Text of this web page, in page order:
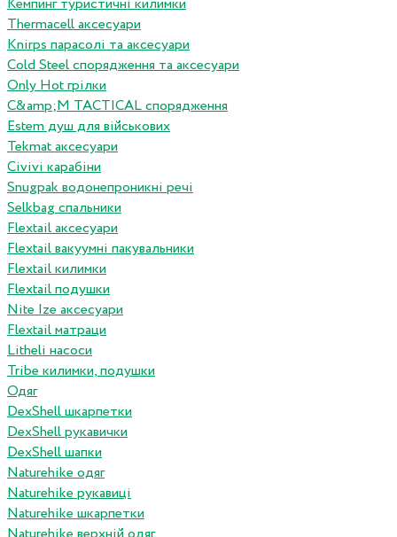
Кемпинг туристичні килимки
Thermacell аксесуари
Knirps парасолі та аксесуари
Cold Steel спорядження та аксесуари
Only Hot грілки
C&amp;M TACTICAL спорядження
Estem душ для військових
Tekmat аксесуари
Сivivi карабіни
Snugpak водонепроникні речі
Selkbag спальники
Flextail аксесуари
Flextail вакуумні пакувальники
Flextail килимки
Flextail подушки
Nite Ize аксесуари
Flextail матраци
Litheli насоси
Tribe килимки, подушки
Одяг
DexShell шкарпетки
DexShell рукавички
DexShell шапки
Naturehike одяг
Naturehike рукавиці
Naturehike шкарпетки